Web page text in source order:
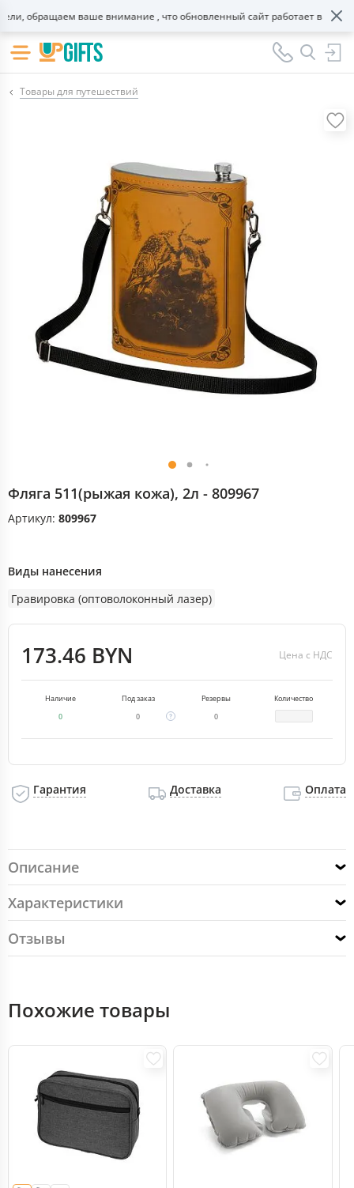
обращаем ваше внимание , что обновленный сайт работает в
Товары для путешествий
Фляга 511(рыжая кожа), 2л - 809967
Артикул: 809967
Виды нанесения
Гравировка (оптоволоконный лазер)
173.46 BYN Цена с НДС
Наличие Под заказ Резервы
Количество
0
0 0
Гарантия Доставка Оплата
Описание
Характеристики
Отзывы
Похожие товары